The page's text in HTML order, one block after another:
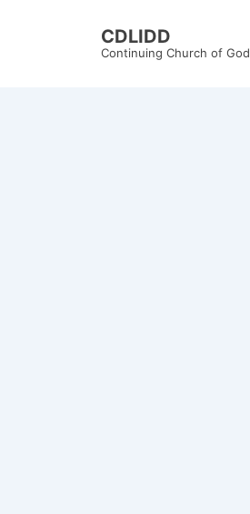
CDLIDD
Continuing Church of God